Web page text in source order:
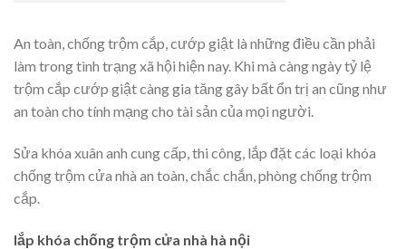
An toàn, chống trộm cắp, cướp giật là những điều cần phải
làm trong tình trạng xã hội hiện nay. Khi mà càng ngày tỷ lệ
trộm cắp cướp giật càng gia tăng gây bất ổn trị an cũng như
an toàn cho tính mạng cho tài sản của mọi người.
Sửa khóa xuân anh cung cấp, thi công, lắp đặt các loại khóa
chống trộm cửa nhà an toàn, chắc chắn, phòng chống trộm
cắp.
lắp khóa chống trộm cửa nhà hà nội